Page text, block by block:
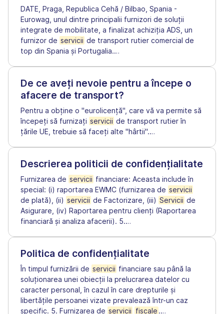
DATE, Praga, Republica Cehă / Bilbao, Spania -
Eurowag, unul dintre principalii furnizori de soluții
integrate de mobilitate, a finalizat achiziția ADS, un
furnizor de servicii de transport rutier comercial de
top din Spania și Portugalia.…
De ce aveți nevoie pentru a începe o
afacere de transport?
Pentru a obține o "eurolicență", care vă va permite să
începeți să furnizați servicii de transport rutier în
țările UE, trebuie să faceți alte "hârtii".…
Descrierea politicii de confidențialitate
Furnizarea de servicii financiare: Aceasta include în
special: (i) raportarea EWMC (furnizarea de servicii
de plată), (ii) servicii de Factorizare, (iii) Servicii de
Asigurare, (iv) Raportarea pentru clienți (Raportarea
financiară și analiza afacerii). 5.…
Politica de confidențialitate
În timpul furnizării de servicii financiare sau până la
soluționarea unei obiecții la prelucrarea datelor cu
caracter personal, în cazul în care drepturile și
libertățile persoanei vizate prevalează într-un caz
specific. 5. Furnizarea de servicii fiscale .…